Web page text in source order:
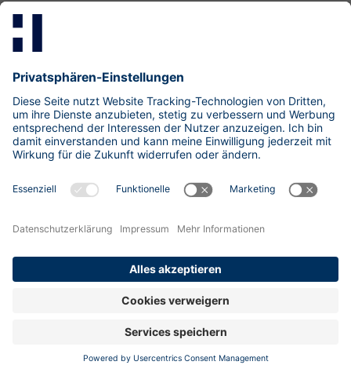
Anomalie-Erkennung: wiederholte oder ähnliche
Abweichungen vom Muster automatisch markieren
und Alarm auslösen
Human-in-the-Loop: kritische Sampling-Vorgänge,
Aufgaben, durch einen Menschen freigegeben oder
weiterverwendet werden
Raten- und Quotenlimits: Begrenzung pro
Nutzenden, Prozess oder Tool; Durchsetzung von
Throttling, Backoff und Budget pro Zeitfenster
notwendige Teile, Redaction/Scoping und getrennte
Kontexte pro Anfrage